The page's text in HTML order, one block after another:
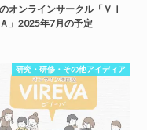
オンラインサークル「ＶＩ
」2025年7月の予定
研究・研修・その他アイディア